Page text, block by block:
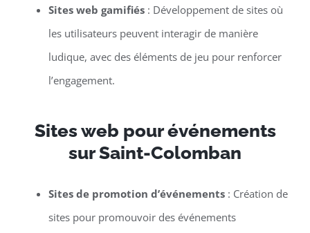
Sites web gamifiés: Développement de sites où
les utilisateurs peuvent interagir de manière
ludique, avec des éléments de jeu pour renforcer
l’engagement.
Sites web pour événements
sur Saint-Colomban
Sites de promotion d’événements: Création de
sites pour promouvoir des événements